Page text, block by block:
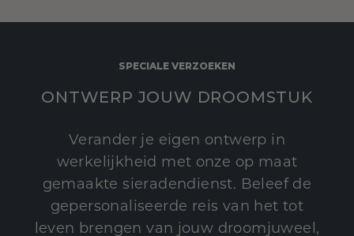
SPECIALE VERZOEKEN
ONTWERP JOUW DROOMSTUK
Verander je eigen ontwerp in
werkelijkheid met onze op maat
gemaakte sieradendienst. Beleef de
gepersonaliseerde reis van het tot
leven brengen van jouw droomjuweel,